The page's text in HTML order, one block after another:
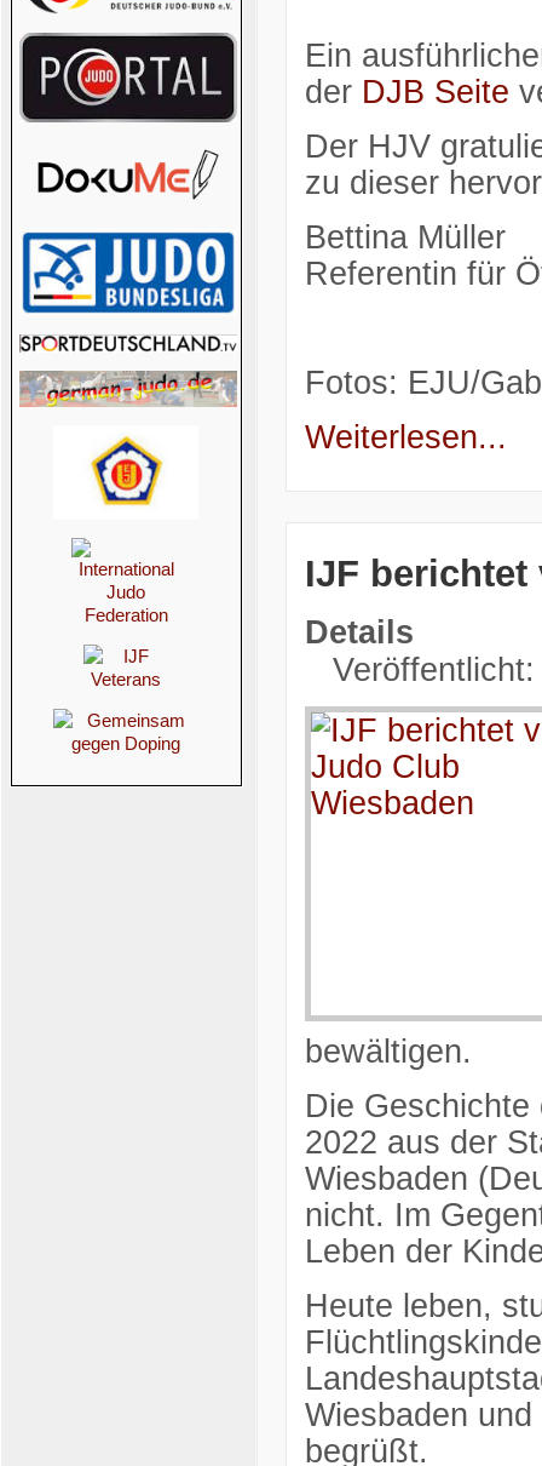
Ein
der DJB Seite
Der HJV
zu dieser
Bettina Müller
Referentin für
Fotos: EJU/
Weiterlesen...
IJF berichtet
Details
bewältigen.
Die Geschichte
2022 aus der
Wiesbaden
nicht. Im
Leben der
Heute leben,
Wiesbaden
begrüßt.